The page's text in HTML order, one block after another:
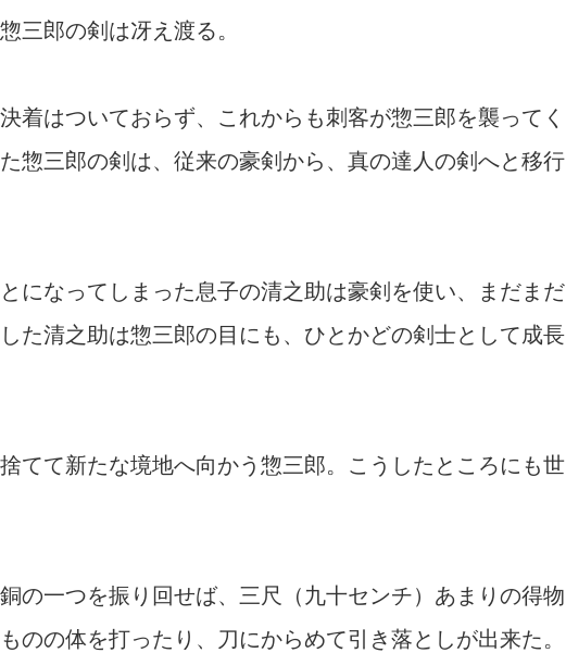
三郎の剣は冴え渡る。
着はついておらず、これからも刺客が惣三郎を襲ってく
惣三郎の剣は、従来の豪剣から、真の達人の剣へと移行
になってしまった息子の清之助は豪剣を使い、まだまだ
た清之助は惣三郎の目にも、ひとかどの剣士として成長
てて新たな境地へ向かう惣三郎。こうしたところにも世
の一つを振り回せば、三尺（九十センチ）あまりの得物
のの体を打ったり、刀にからめて引き落としが出来た。